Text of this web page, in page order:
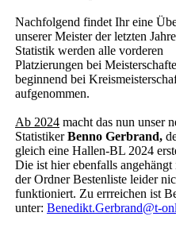
Nachfolgend findet Ihr eine
unserer Meister der letzten
Statistik werden alle vorderen
Platzierungen bei
beginnend bei
aufgenommen.
Ab 2024 macht das nun unser
StatistikerBenno Gerbrand,
gleich eine Hallen-BL 2024
Die ist hier ebenfalls angehängt
der Ordner Bestenliste leider
funktioniert. Zu errreichen ist
unter: Benedikt.Gerbrand@t-